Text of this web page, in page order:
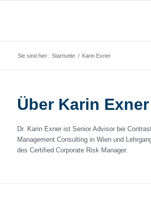
Sie sind hier: Startseite / Karin Exner
Über Karin Exner
Dr. Karin Exner ist Senior Advisor bei
Management Consulting in Wien und
des Certified Corporate Risk Manager.